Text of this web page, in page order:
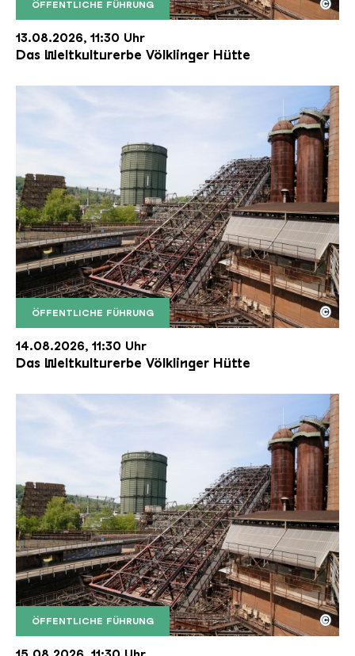
ÖFFENTLICHE FÜHRUNG
Der Erzschrägaufzug der Völklinger Hütte mit
Copyright: Weltkulturerbe Völklinger Hütte | Karl
©
13.08.2026, 11:30 Uhr
Das Weltkulturerbe Völklinger Hütte
ÖFFENTLICHE FÜHRUNG
Der Erzschrägaufzug der Völklinger Hütte mit
Copyright: Weltkulturerbe Völklinger Hütte | Karl
©
14.08.2026, 11:30 Uhr
Das Weltkulturerbe Völklinger Hütte
ÖFFENTLICHE FÜHRUNG
Der Erzschrägaufzug der Völklinger Hütte mit
Copyright: Weltkulturerbe Völklinger Hütte | Karl
©